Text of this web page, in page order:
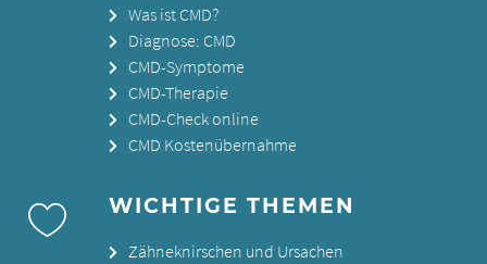
Was ist CMD?
Diagnose: CMD
CMD-Symptome
CMD-Therapie
CMD-Check online
CMD Kostenübernahme
WICHTIGE THEMEN
Zähneknirschen und Ursachen